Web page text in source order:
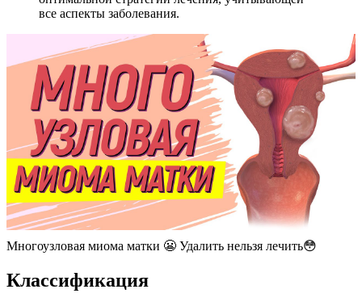
все аспекты заболевания.
Многоузловая миома матки 😬 Удалить нельзя лечить😳
Классификация